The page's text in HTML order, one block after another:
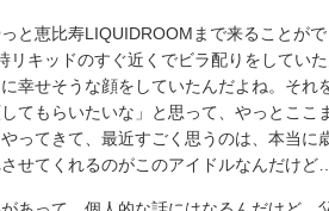
恵比寿LIQUIDROOMまで来ることがで
キッドのすぐ近くでビラ配りをしてい
幸せそうな顔をしていたんだよね。それ
てもらいたいな」と思って、やっとここ
ってきて、最近すごく思うのは、本当に
せてくれるのがこのアイドルなんだけど